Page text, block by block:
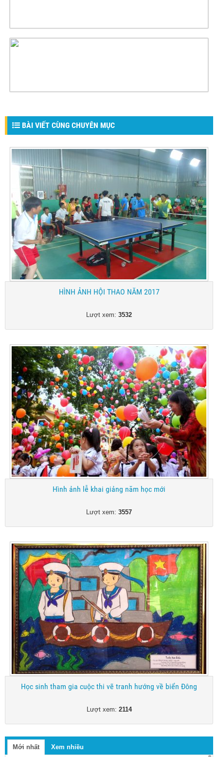
BÀI VIẾT CÙNG CHUYÊN MỤC
HÌNH ẢNH HỘI THAO NĂM 2017
Lượt xem: 3532
Hình ảnh lễ khai giảng năm học mới
Lượt xem: 3557
Học sinh tham gia cuộc thi vẽ tranh hướng về biển Đông
Lượt xem: 2114
Mới nhất Xem nhiều